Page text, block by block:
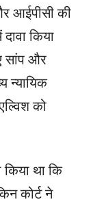
आईपीसी की
किया
सांप और
न्यायिक
को
किया था कि
कोर्ट ने